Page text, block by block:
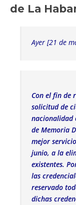
de La
Ayer [21 de
Con el fin de
solicitud de
nacionalidad
de Memoria
mejor
junio, a la
existentes.
las
reservado
dichas